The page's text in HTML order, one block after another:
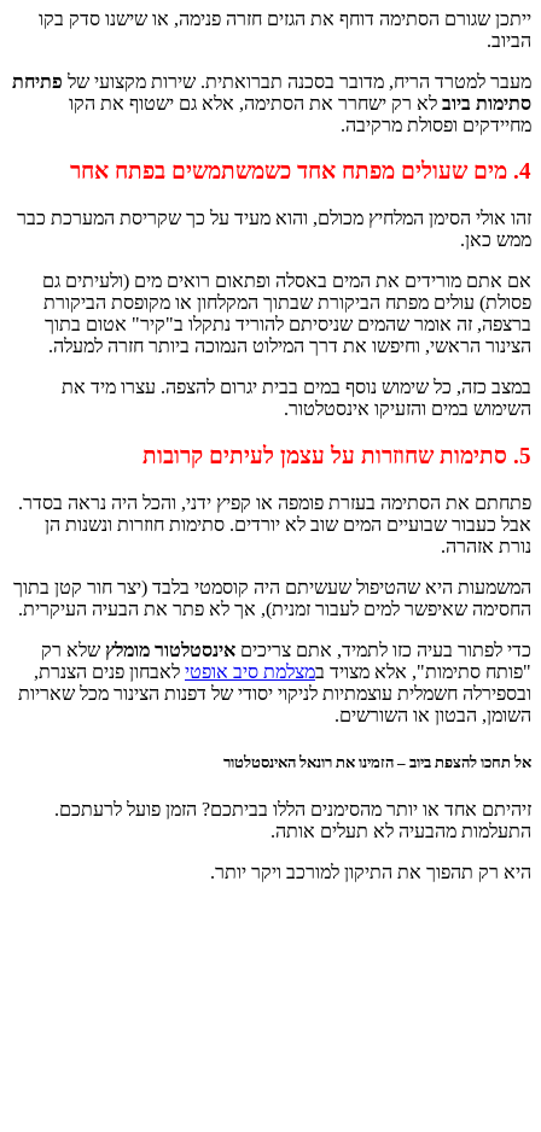
הסתימה דוחף את הגזים חזרה פנימה, או שישנו סדק בקו
הריח, מדובר בסכנה תברואתית. שירות מקצועי שלפתיחת
לא רק ישחרר את הסתימה, אלא גם ישטוף את הקו
ופסולת מרקיבה.
הסימן המלחיץ מכולם, והוא מעיד על כך שקריסת המערכת כבר
את המים באסלה ופתאום רואים מים (ולעיתים גם
מפתח הביקורת שבתוך המקלחון או מקופסת הביקורת
אומר שהמים שניסיתם להוריד נתקלו ב"קיר" אטום בתוך
וחיפשו את דרך המילוט הנמוכה ביותר חזרה למעלה.
כל שימוש נוסף במים בבית יגרום להצפה. עצרו מיד את
והזעיקו אינסטלטור.
הסתימה בעזרת פומפה או קפיץ ידני, והכל היה נראה בסדר.
שבועיים המים שוב לא יורדים. סתימות חוזרות ונשנות הן
היא שהטיפול שעשיתם היה קוסמטי בלבד (יצר חור קטן בתוך
למים לעבור זמנית), אך לא פתר את הבעיה העיקרית.
בעיה כזו לתמיד, אתם צריכיםאינסטלטור מומלץשלא רק
אלא מצויד במצלמת סיב אופטילאבחון פנים הצנרת,
חשמלית עוצמתיות לניקוי יסודי של דפנות הצינור מכל שאריות
או השורשים.
ביוב – הזמינו את רונאל האינסטלטור
או יותר מהסימנים הללו בביתכם? הזמן פועל לרעתכם.
מהבעיה לא תעלים אותה.
את התיקון למורכב ויקר יותר.